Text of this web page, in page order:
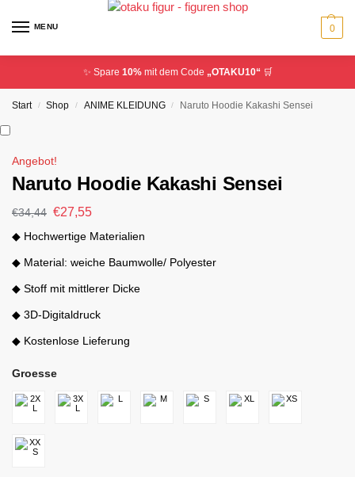
MENU 0
✨ Spare 10%mit dem Code „OTAKU10“ 🛒
Start / Shop / ANIME KLEIDUNG / Naruto Hoodie Kakashi Sensei
Angebot!
Naruto Hoodie Kakashi Sensei
€34,44 €27,55
◆ Hochwertige Materialien
◆ Material: weiche Baumwolle/ Polyester
◆ Stoff mit mittlerer Dicke
◆ 3D-Digitaldruck
◆ Kostenlose Lieferung
Groesse